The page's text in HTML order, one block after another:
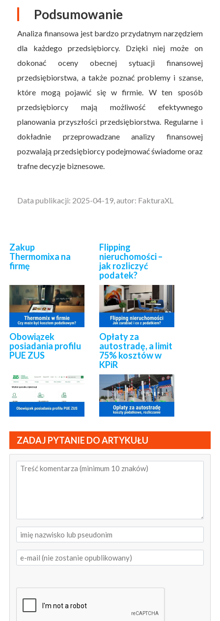
Podsumowanie
Analiza finansowa jest bardzo przydatnym narzędziem
dla każdego przedsiębiorcy. Dzięki niej może on
dokonać oceny obecnej sytuacji finansowej
przedsiębiorstwa, a także poznać problemy i szanse,
które mogą pojawić się w firmie. W ten sposób
przedsiębiorcy mają możliwość efektywnego
planowania przyszłości przedsiębiorstwa. Regularne i
dokładnie przeprowadzane analizy finansowej
pozwalają przedsiębiorcy podejmować świadome oraz
trafne decyzje biznesowe.
Data publikacji: 2025-04-19, autor: FakturaXL
Zakup
Thermomixa na
firmę
Flipping
nieruchomości –
jak rozliczyć
podatek?
Obowiązek
posiadania profilu
PUE ZUS
Opłaty za
autostradę, a limit
75% kosztów w
KPiR
ZADAJ PYTANIE DO ARTYKUŁU